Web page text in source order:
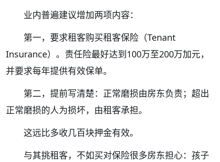
业内普遍建议增加两项内容：
第一，要求租客购买租客保险（Tenant
Insurance）。责任险最好达到100万至200万加元，
并要求每年提供有效保单。
第二，提前写清楚：正常磨损由房东负责；超出
正常磨损的人为损坏，由租客承担。
这远比多收几百块押金有效。
与其挑租客，不如买对保险很多房东担心：孩子